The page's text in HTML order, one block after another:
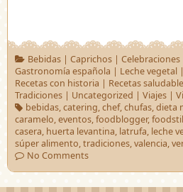
Bebidas| Caprichos| Celebraciones
Gastronomía española | Leche vegetal |
Recetas con historia | Recetas
Tradiciones | Uncategorized | Viajes |
bebidas,catering,chef,chufas,dieta
caramelo,eventos,foodblogger,
casera, huerta levantina, latrufa, leche
súper alimento,tradiciones,valencia,
No Comments